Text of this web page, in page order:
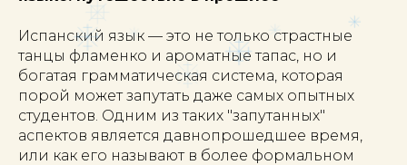
Испанский язык — это не только страстные
танцы фламенко и ароматные тапас, но и
богатая грамматическая система, которая
порой может запутать даже самых опытных
студентов. Одним из таких "запутанных"
аспектов является давнопрошедшее время,
или как его называют в более формальном